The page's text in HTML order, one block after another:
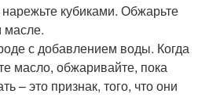
кубиками. Обжарьте
масле.
с добавлением воды. Когда
масло, обжаривайте, пока
– это признак, того, что они